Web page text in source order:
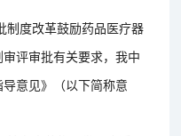
制度改革鼓励药品医疗器
评审批有关要求，我中
意见》（以下简称意